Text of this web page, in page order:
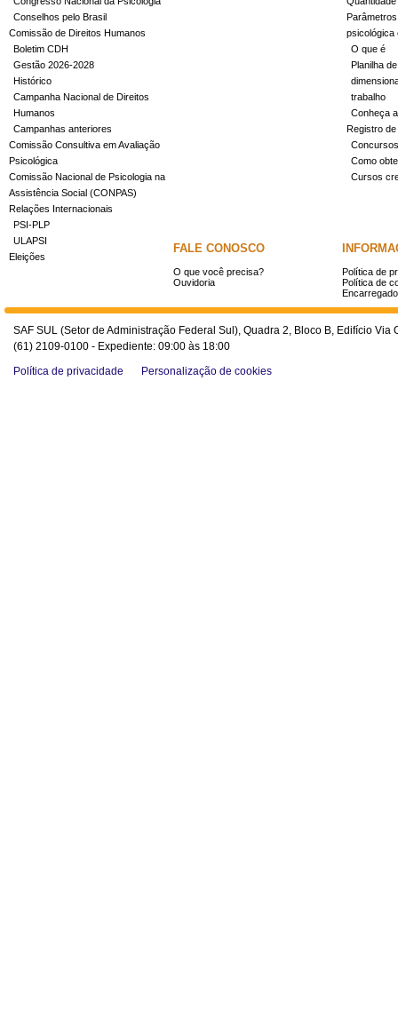
Conselhos pelo Brasil
Comissão de Direitos Humanos
Boletim CDH
Gestão 2026-2028
Histórico
Campanha Nacional de Direitos
Humanos
Campanhas anteriores
Comissão Consultiva em Avaliação
Psicológica
Comissão Nacional de Psicologia na
Assistência Social (CONPAS)
Relações Internacionais
PSI-PLP
ULAPSI
Eleições
psicológica
O que é
Planilha
trabalho
Conheça
Registro
Concursos
Como
Cursos
FALE CONOSCO
O que você precisa?
Ouvidoria
Política de
Política de
SAF SUL (Setor de Administração Federal Sul), Quadra 2, Bloco B, Edifício
(61) 2109-0100 - Expediente: 09:00 às 18:00
Política de privacidade
Personalização de cookies